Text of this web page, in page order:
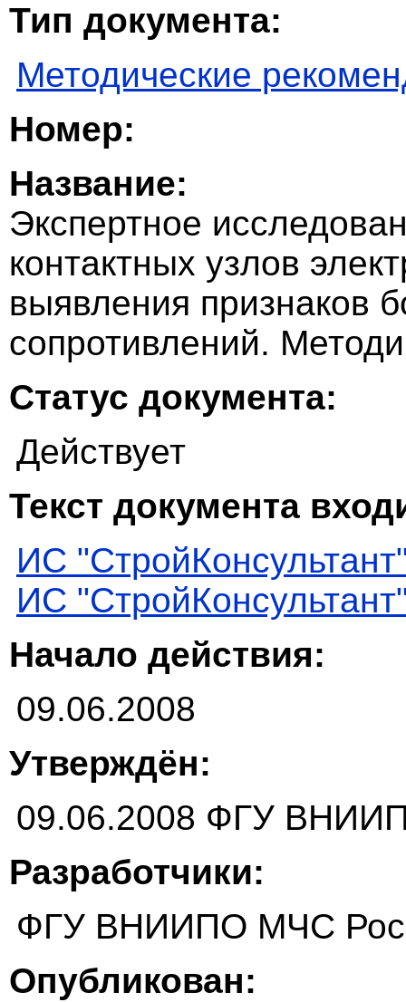
Тип документа:
Методические
Номер:
Название:
Экспертное
контактных узлов
выявления признаков
сопротивлений.
Статус документа:
Действует
Текст документа
ИС
ИС
Начало действия:
09.06.2008
Утверждён:
09.06.2008 ФГУ
Разработчики:
ФГУ ВНИИПО МЧС
Опубликован: